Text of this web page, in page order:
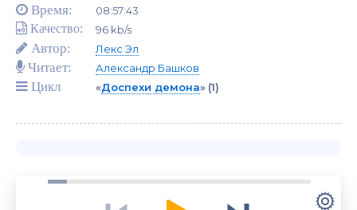
Время: 08:57:43
Качество: 96 kb/s
Автор: Лекс Эл
Читает: Александр Башков
Цикл «Доспехи демона» (1)